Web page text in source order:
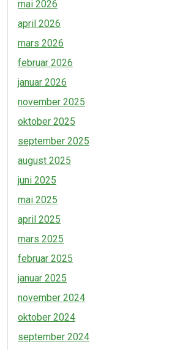
mai 2026
april 2026
mars 2026
februar 2026
januar 2026
november 2025
oktober 2025
september 2025
august 2025
juni 2025
mai 2025
april 2025
mars 2025
februar 2025
januar 2025
november 2024
oktober 2024
september 2024